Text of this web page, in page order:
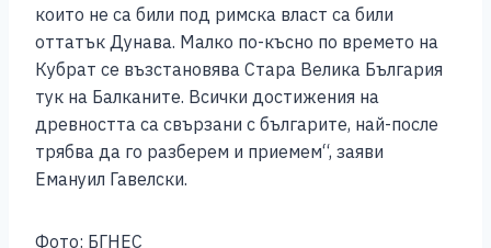
които не са били под римска власт са били
оттатък Дунава. Малко по-късно по времето на
Кубрат се възстановява Стара Велика България
тук на Балканите. Всички достижения на
древността са свързани с българите, най-после
трябва да го разберем и приемем“, заяви
Емануил Гавелски.
Фото: БГНЕС